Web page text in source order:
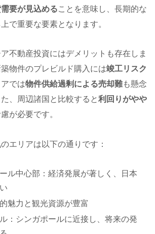
要が見込めることを意味し、長期的な
で重要な要素となります。
不動産投資にはデメリットも存在しま
物件のプレビルド購入には竣工リスク
では物件供給過剰による売却難も懸念
、周辺諸国と比較すると利回りがやや
が必要です。
エリアは以下の通りです：
ル中心部：経済発展が著しく、日本
魅力と観光資源が豊富
：シンガポールに近接し、将来の発